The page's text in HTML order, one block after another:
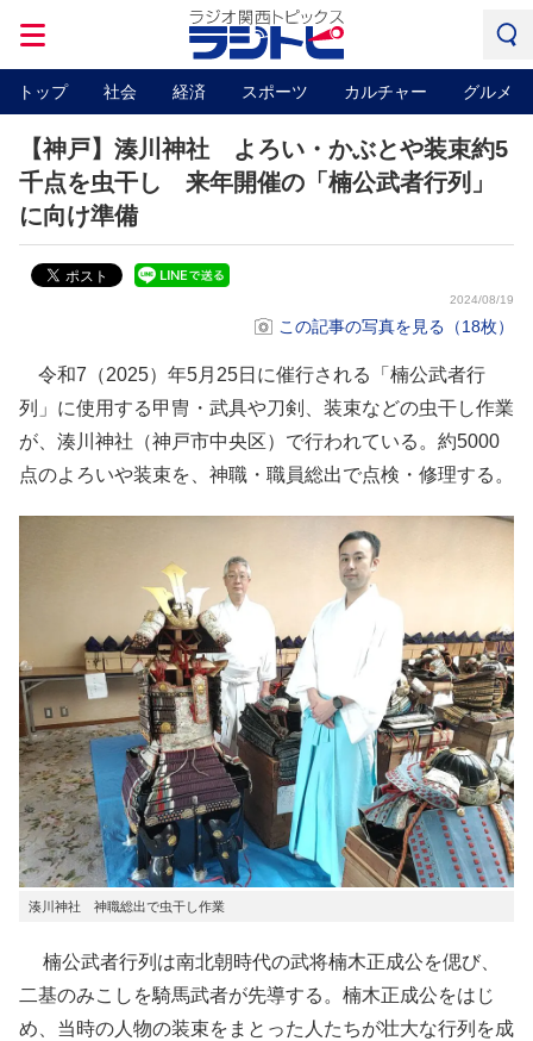
トップ 社会 経済 スポーツ カルチャー グルメ
【神戸】湊川神社 よろい・かぶとや装束約5
千点を虫干し 来年開催の「楠公武者行列」
に向け準備
2024/08/19
この記事の写真を見る（18枚）
令和7（2025）年5月25日に催行される「楠公武者行
列」に使用する甲冑・武具や刀剣、装束などの虫干し作業
が、湊川神社（神戸市中央区）で行われている。約5000
点のよろいや装束を、神職・職員総出で点検・修理する。
湊川神社 神職総出で虫干し作業
楠公武者行列は南北朝時代の武将楠木正成公を偲び、
二基のみこしを騎馬武者が先導する。楠木正成公をはじ
め、当時の人物の装束をまとった人たちが壮大な行列を成